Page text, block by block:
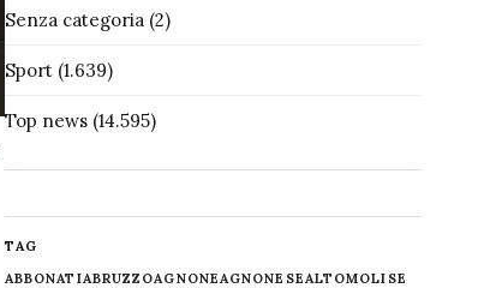
Senza categoria(2)
Sport(1.639)
Top news(14.595)
TAG
ABBONATIABRUZZOAGNONEAGNONESEALTOMOLISE